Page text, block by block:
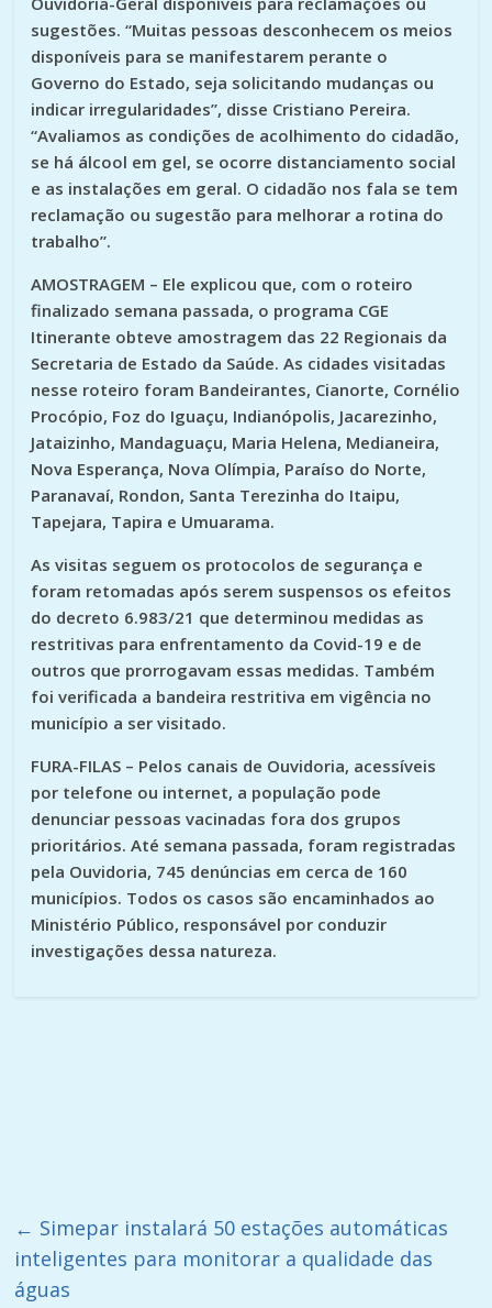
sugestões. “Muitas pessoas desconhecem os meios
disponíveis para se manifestarem perante o
Governo do Estado, seja solicitando mudanças ou
indicar irregularidades”, disse Cristiano Pereira.
“Avaliamos as condições de acolhimento do cidadão,
se há álcool em gel, se ocorre distanciamento social
e as instalações em geral. O cidadão nos fala se tem
reclamação ou sugestão para melhorar a rotina do
trabalho”.
AMOSTRAGEM – Ele explicou que, com o roteiro
finalizado semana passada, o programa CGE
Itinerante obteve amostragem das 22 Regionais da
Secretaria de Estado da Saúde. As cidades visitadas
nesse roteiro foram Bandeirantes, Cianorte, Cornélio
Procópio, Foz do Iguaçu, Indianópolis, Jacarezinho,
Jataizinho, Mandaguaçu, Maria Helena, Medianeira,
Nova Esperança, Nova Olímpia, Paraíso do Norte,
Paranavaí, Rondon, Santa Terezinha do Itaipu,
Tapejara, Tapira e Umuarama.
As visitas seguem os protocolos de segurança e
foram retomadas após serem suspensos os efeitos
do decreto 6.983/21 que determinou medidas as
restritivas para enfrentamento da Covid-19 e de
outros que prorrogavam essas medidas. Também
foi verificada a bandeira restritiva em vigência no
município a ser visitado.
FURA-FILAS – Pelos canais de Ouvidoria, acessíveis
por telefone ou internet, a população pode
denunciar pessoas vacinadas fora dos grupos
prioritários. Até semana passada, foram registradas
pela Ouvidoria, 745 denúncias em cerca de 160
municípios. Todos os casos são encaminhados ao
Ministério Público, responsável por conduzir
investigações dessa natureza.
← Simepar instalará 50 estações automáticas
inteligentes para monitorar a qualidade das
águas